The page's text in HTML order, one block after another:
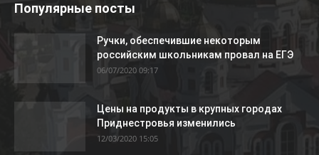
Популярные посты
Ручки, обеспечившие некоторым
российским школьникам провал на ЕГЭ
06/07/2020 09:17
Цены на продукты в крупных городах
Приднестровья изменились
12/03/2020 15:05